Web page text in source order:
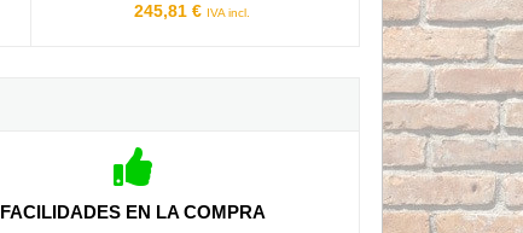
245,81 € IVA incl.
FACILIDADES EN LA COMPRA